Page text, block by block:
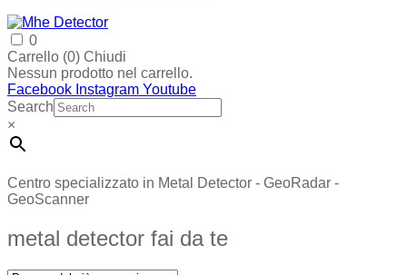
0
Carrello (0) Chiudi
Nessun prodotto nel carrello.
Facebook Instagram Youtube
Search
×
Centro specializzato in Metal Detector - GeoRadar -
GeoScanner
metal detector fai da te